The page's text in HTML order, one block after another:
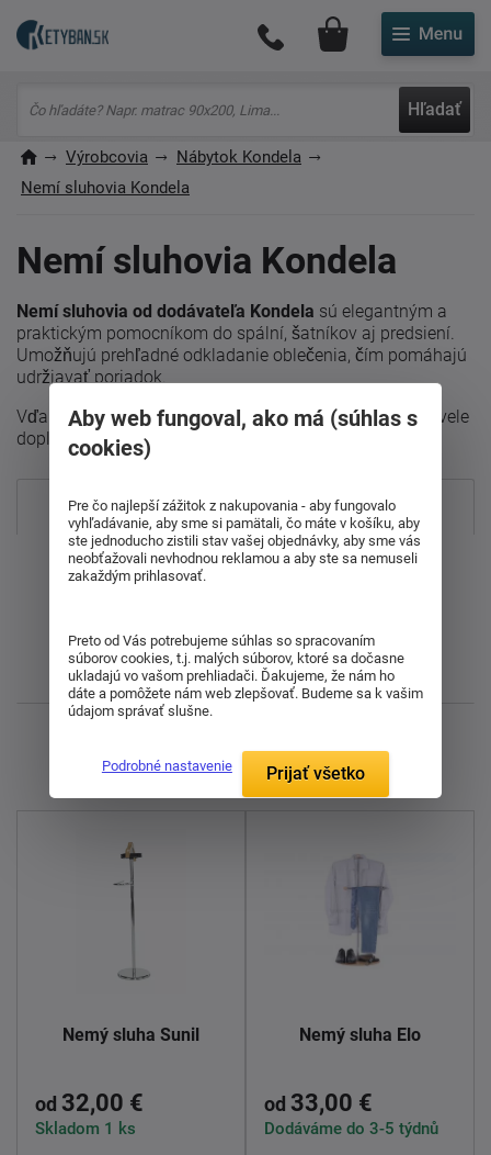
Hľadať
Môj účet
Výrobcovia
Nábytok Kondela
Nemí sluhovia Kondela
Nemí sluhovia Kondela
Nemí sluhovia od dodávateľa Kondela sú elegantným a
praktickým pomocníkom do spální, šatníkov aj predsiení.
Umožňujú prehľadné odkladanie oblečenia, čím pomáhajú
udržiavať poriadok.
Vďaka kvalitnému spracovaniu a štýlovému dizajnu skvele
doplnia každý interiér.
Najpredávanejšie
Od najdrahšieho
Najnovšie
Nemý sluha Sunil
od 32,00 €
Skladom 1 ks
Nemý sluha Elo
od 33,00 €
Dodáváme do 3-5 týdnů
Aby web fungoval, ako má (súhlas s
cookies)
Pre čo najlepší zážitok z nakupovania - aby fungovalo
vyhľadávanie, aby sme si pamätali, čo máte v košíku, aby
ste jednoducho zistili stav vašej objednávky, aby sme vás
neobťažovali nevhodnou reklamou a aby ste sa nemuseli
zakaždým prihlasovať.
Preto od Vás potrebujeme súhlas so spracovaním
súborov cookies, t.j. malých súborov, ktoré sa dočasne
ukladajú vo vašom prehliadači. Ďakujeme, že nám ho
dáte a pomôžete nám web zlepšovať. Budeme sa k vašim
údajom správať slušne.
Podrobné nastavenie Prijať všetko